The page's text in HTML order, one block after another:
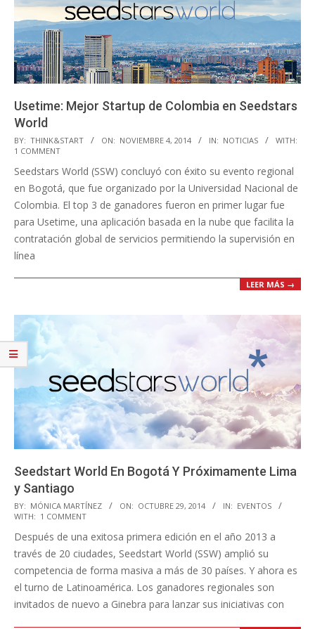
Usetime: Mejor Startup de Colombia en Seedstars
World
2014-
11-
04
BY: THINK&START ON: NOVIEMBRE 4, 2014 IN: NOTICIAS
WITH:
1 COMMENT
Seedstars World (SSW) concluyó con éxito su evento regional
en Bogotá, que fue organizado por la Universidad Nacional de
Colombia. El top 3 de ganadores fueron en primer lugar fue
para Usetime, una aplicación basada en la nube que facilita la
contratación global de servicios permitiendo la supervisión en
línea
LEER MÁS →
Seedstart World En Bogotá Y Próximamente Lima
y Santiago
2014-
10-
29
BY: MÓNICA MARTÍNEZ ON: OCTUBRE 29, 2014 IN: EVENTOS
WITH: 1 COMMENT
Después de una exitosa primera edición en el año 2013 a
través de 20 ciudades, Seedstart World (SSW) amplió su
competencia de forma masiva a más de 30 países. Y ahora es
el turno de Latinoamérica. Los ganadores regionales son
invitados de nuevo a Ginebra para lanzar sus iniciativas con